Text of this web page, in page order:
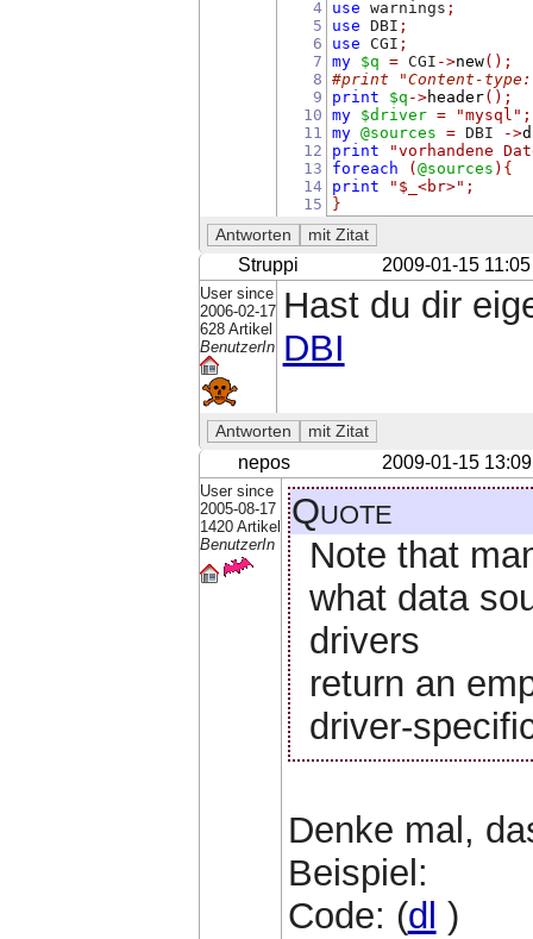
4
5
6
7
8
9
10
11
12
13
14
15
use warnings ;
use DBI ;
use CGI ;
my $q = CGI ->new();
#print "Content-
print
$q ->header();
my $driver = "mysql" ;
my @sources = DBI ->
print
"vorhandene
foreach
(@sources ) {
print
"$_<br>" ;
}
Struppi 2009-01-15 11:05
User since
2006-02-17
628 Artikel
BenutzerIn
Hast du dir
DBI
nepos 2009-01-15 13:09
User since
2005-08-17
1420 Artikel
BenutzerIn
Quote
Note that
what data
drivers
return an
driver-
Denke mal,
Beispiel:
Code: (dl )